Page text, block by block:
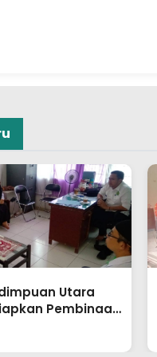
Tiga Hadiri
Kemenag